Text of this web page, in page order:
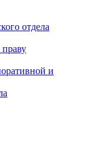
отдела
и